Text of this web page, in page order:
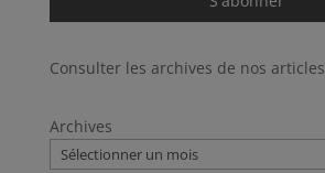
Consulter les archives de nos articles
Archives